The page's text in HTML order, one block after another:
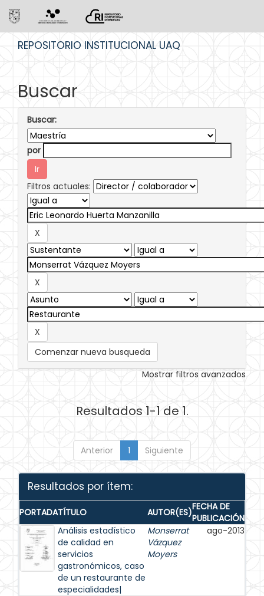
REPOSITORIO INSTITUCIONAL UAQ
Buscar
Buscar:
por
Filtros actuales:
Comenzar nueva busqueda
Mostrar filtros avanzados
Resultados 1-1 de 1.
Anterior 1 Siguiente
Resultados por ítem:
PORTADATÍTULO AUTOR(ES)FECHA DE
PUBLICACIÓN
Análisis estadístico
de calidad en
servicios
gastronómicos, caso
de un restaurante de
especialidades|
Monserrat
Vázquez
Moyers
ago-2013